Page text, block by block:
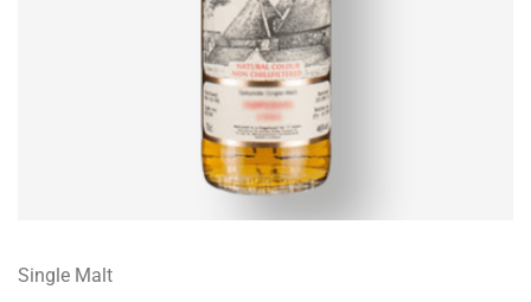
Single Malt